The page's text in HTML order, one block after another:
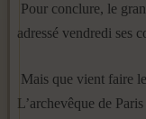
Pour conclure, le
adressé vendredi ses
Mais que vient faire
L’archevêque de